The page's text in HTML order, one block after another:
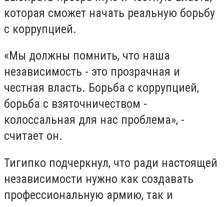
которая сможет начать реальную борьбу
с коррупцией.
«Мы должны помнить, что наша
независимость - это прозрачная и
честная власть. Борьба с коррупцией,
борьба с взяточничеством -
колоссальная для нас проблема», -
считает он.
Тигипко подчеркнул, что ради настоящей
независимости нужно как создавать
профессиональную армию, так и